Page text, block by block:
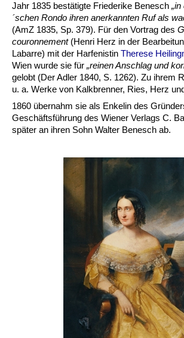
Jahr 1835 bestätigte Friederike Benesch
´schen Rondo ihren anerkannten Ruf als
(AmZ 1835, Sp. 379). Für den Vortrag des
couronnement(Henri Herz in der
Labarre) mit der Harfenistin Therese
Wien wurde sie für „reinen Anschlag und
gelobt (Der Adler 1840, S. 1262). Zu ihrem
u. a. Werke von Kalkbrenner, Ries, Herz
1860 übernahm sie als Enkelin des
Geschäftsführung des Wiener Verlags C.
später an ihren Sohn Walter Benesch ab.